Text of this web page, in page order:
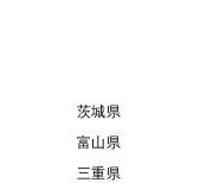
茨城県
富山県
三重県